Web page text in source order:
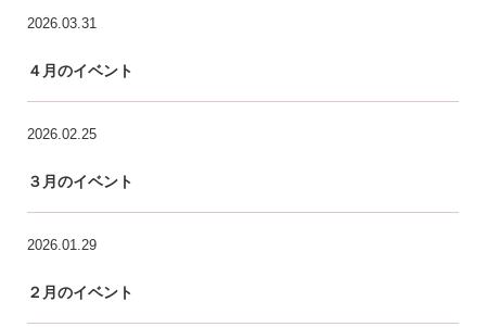
2026.03.31
４月のイベント
2026.02.25
３月のイベント
2026.01.29
２月のイベント